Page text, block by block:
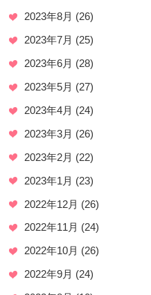
2023年8月 (26)
2023年7月 (25)
2023年6月 (28)
2023年5月 (27)
2023年4月 (24)
2023年3月 (26)
2023年2月 (22)
2023年1月 (23)
2022年12月 (26)
2022年11月 (24)
2022年10月 (26)
2022年9月 (24)